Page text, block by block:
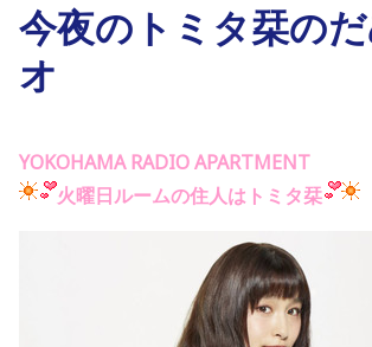
今夜のトミタ栞の
オ
YOKOHAMA RADIO APARTMENT
火曜日ルームの住人はトミタ栞